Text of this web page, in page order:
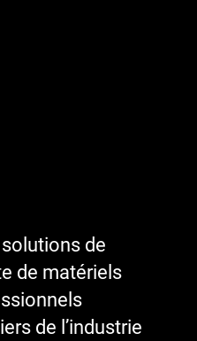
de
de matériels
de l’industrie